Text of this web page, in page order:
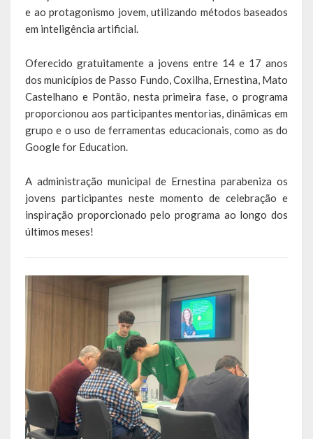
Serviços Oferecidos pela Secretaria de Saúde
Legislação
ATOS NORMATIVOS
LEIS ORDINÁRIAS
DECRETOS
Publicações
Regulamentos
Concursos
Termos de Compromisso
e ao protagonismo jovem, utilizando métodos baseados
em inteligência artificial.
Oferecido gratuitamente a jovens entre 14 e 17 anos
dos municípios de Passo Fundo, Coxilha, Ernestina, Mato
Castelhano e Pontão, nesta primeira fase, o programa
proporcionou aos participantes mentorias, dinâmicas em
grupo e o uso de ferramentas educacionais, como as do
Google for Education.
A administração municipal de Ernestina parabeniza os
jovens participantes neste momento de celebração e
inspiração proporcionado pelo programa ao longo dos
últimos meses!